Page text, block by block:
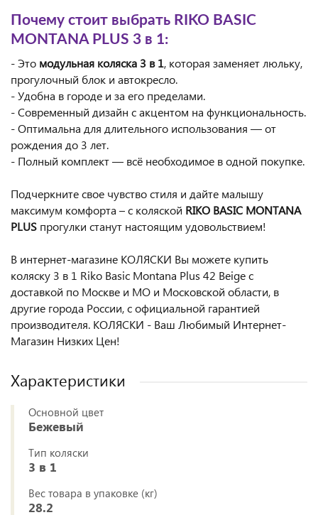
Почему стоит выбрать RIKO BASIC
MONTANA PLUS 3 в 1:
- Это модульная коляска 3 в 1, которая заменяет люльку,
прогулочный блок и автокресло.
- Удобна в городе и за его пределами.
- Современный дизайн с акцентом на функциональность.
- Оптимальна для длительного использования — от
рождения до 3 лет.
- Полный комплект — всё необходимое в одной покупке.
Подчеркните свое чувство стиля и дайте малышу
максимум комфорта – с коляской RIKO BASIC MONTANA
PLUS прогулки станут настоящим удовольствием!
В интернет-магазине КОЛЯСКИ Вы можете купить
коляску 3 в 1 Riko Basic Montana Plus 42 Beige с
доставкой по Москве и МО и Московской области, в
другие города России, с официальной гарантией
производителя. КОЛЯСКИ - Ваш Любимый Интернет-
Магазин Низких Цен!
Характеристики
Основной цвет
Бежевый
Тип коляски
3 в 1
Вес товара в упаковке (кг)
28.2